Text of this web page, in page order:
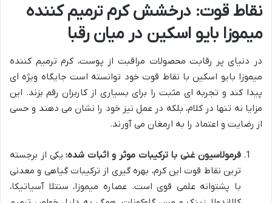
نقاط قوت: درخشش کرم ترمیم کننده
میموزا بایو اسکین در میان رقبا
در دنیای پر رقابت محصولات مراقبت از پوست، کرم ترمیم کننده
میموزا بایو اسکین با نقاط قوت خود توانسته است جایگاه ویژه ای
پیدا کند و تجربه ای مثبت را برای بسیاری از کاربران رقم بزند. این
مزایا نه تنها در کلام، بلکه در عمل نیز خود را نشان می دهند و حسی
از رضایت و اعتماد را به ارمغان می آورند.
فرمولاسیون غنی با ترکیبات موثر و اثبات شده:یکی از برجسته
ترین نقاط قوت این کرم، بهره گیری از ترکیبات گیاهی و معدنی
با پشتوانه علمی قوی است. عصاره میموزا، سنتلا آسیاتیکا،